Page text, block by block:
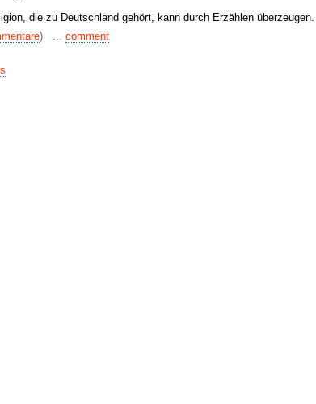
die zu Deutschland gehört, kann durch Erzählen überzeugen.
) ... comment